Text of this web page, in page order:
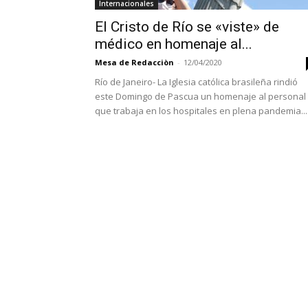
Internacionales
El Cristo de Río se «viste» de
médico en homenaje al...
Mesa de Redacciòn - 12/04/2020
Río de Janeiro- La Iglesia católica brasileña rindió
este Domingo de Pascua un homenaje al personal
que trabaja en los hospitales en plena pandemia...